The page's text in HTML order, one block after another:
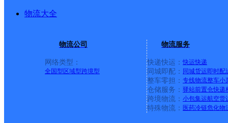
物流大全
物流公司
网络类型：
全国型 区域型跨境型
物流服务
快递快运： 快运快递
同城即配： 同城货运即时配
整车零担： 专线物流整车小
仓储服务： 驿站前置仓快递
跨境物流： 小包集运航空货
特殊物流： 医药冷链危化物